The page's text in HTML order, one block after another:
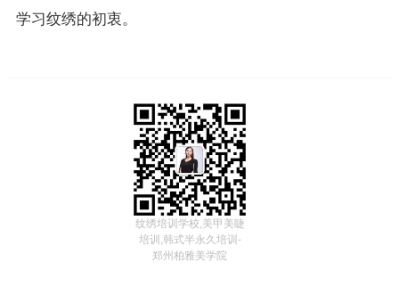
学习纹绣的初衷。
纹绣培训学校,美甲美睫
培训,韩式半永久培训-
郑州柏雅美学院